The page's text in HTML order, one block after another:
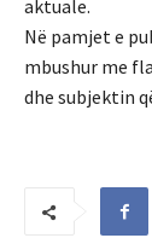
aktuale.
Në pamjet e
mbushur me
dhe subjektin